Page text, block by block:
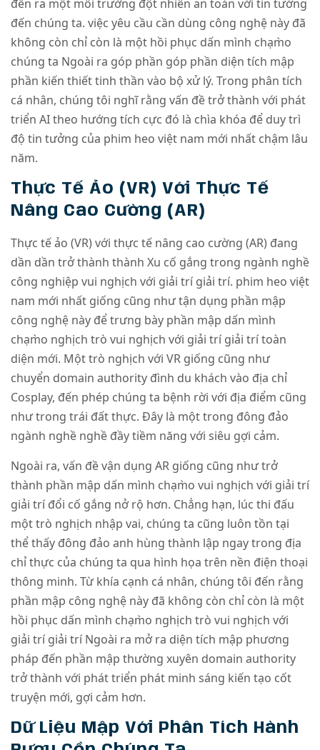
đến ra một môi trường đột nhiên an toàn với tin tưởng
đến chúng ta. việc yêu cầu cần dùng công nghệ này đã
không còn chỉ còn là một hồi phục dấn mình chạm̀o
chúng ta Ngoài ra góp phần góp phần diện tích mập
phần kiến thiết tinh thần vào bộ xử lý. Trong phân tích
cá nhân, chúng tôi nghĩ rằng vấn đề trở thành với phát
triển AI theo hướng tích cực đó là chìa khóa để duy trì
độ tin tưởng của phim heo việt nam mới nhất chậm lâu
năm.
Thực Tế Ảo (VR) Với Thực Tế
Nâng Cao Cường (AR)
Thực tế ảo (VR) với thực tế nâng cao cường (AR) đang
dần dần trở thành thành Xu cố gắng trong ngành nghề
công nghiệp vui nghịch với giải trí giải trí. phim heo việt
nam mới nhất giống cũng như tận dụng phần mập
công nghệ này để trưng bày phần mập dấn mình
chạm̀o nghịch trò vui nghịch với giải trí giải trí toàn
diện mới. Một trò nghịch với VR giống cũng như
chuyển domain authority đình du khách vào địa chỉ
Cosplay, đến phép chúng ta bệnh rời với địa điểm cũng
như trong trái đất thực. Đây là một trong đông đảo
ngành nghề nghề đầy tiềm năng với siêu gợi cảm.
Ngoài ra, vấn đề vận dụng AR giống cũng như trở
thành phần mập dấn mình chạm̀o vui nghịch với giải trí
giải trí đổi cố gắng nở rộ hơn. Chẳng hạn, lúc thi đấu
một trò nghịch nhập vai, chúng ta cũng luôn tồn tại
thể thấy đông đảo anh hùng thành lập ngay trong địa
chỉ thực của chúng ta qua hình họa trên nền điện thoại
thông minh. Từ khía cạnh cá nhân, chúng tôi đến rằng
phần mập công nghệ này đã không còn chỉ còn là một
hồi phục dấn mình chạm̀o nghịch trò vui nghịch với
giải trí giải trí Ngoài ra mở ra diện tích mập phương
pháp đến phần mập thường xuyên domain authority
trở thành với phát triển phát minh sáng kiến tạo cốt
truyện mới, gợi cảm hơn.
Dữ Liệu Mập Với Phân Tích Hành